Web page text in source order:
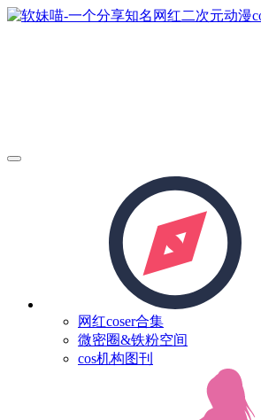
网红coser合集
微密圈&铁粉空间
cos机构图刊